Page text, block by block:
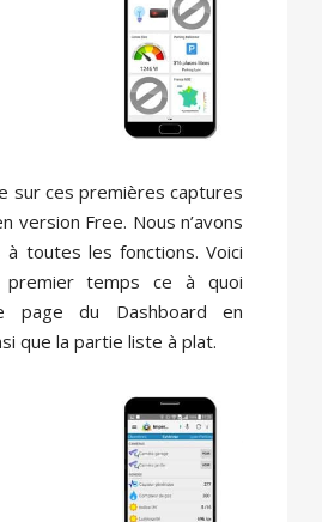
sur ces premières captures
version Free. Nous n’avons
à toutes les fonctions. Voici
premier temps ce à quoi
page du Dashboard en
que la partie liste à plat.